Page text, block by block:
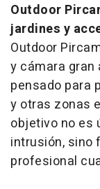
Outdoor
jardines y
Outdoor
y cámara
pensado para
y otras zonas
objetivo no es
intrusión, sino
profesional